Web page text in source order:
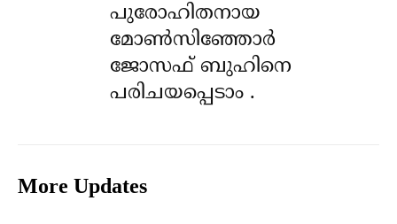
പുരോഹിതനായ
മോൺസിഞ്ഞോർ
ജോസഫ് ബുഹിനെ
പരിചയപ്പെടാം .
More Updates